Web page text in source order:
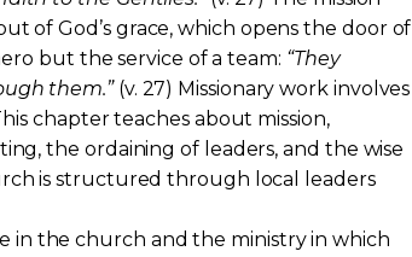
of God’s grace, which opens the door of
but the service of a team: “They
them.”(v. 27) Missionary work involves
chapter teaches about mission,
the ordaining of leaders, and the wise
is structured through local leaders
in the church and the ministry in which